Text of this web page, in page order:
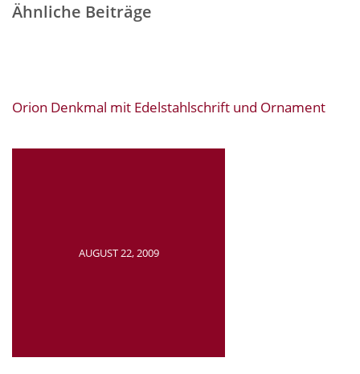
Ähnliche Beiträge
Orion Denkmal mit Edelstahlschrift und Ornament
AUGUST 22, 2009